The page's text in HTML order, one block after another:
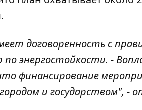
договоренность с
энергостойкости. -
финансирование
и государством", -